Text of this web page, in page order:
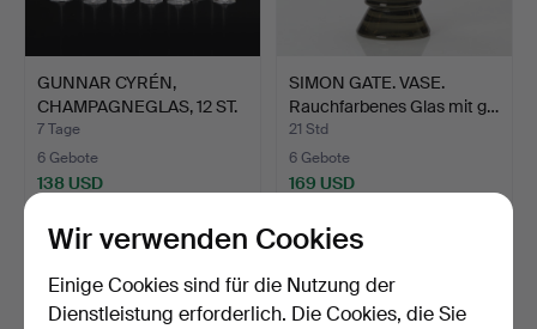
GUNNAR CYRÉN,
CHAMPAGNEGLAS, 12 ST.
"Optic…
7 Tage
6 Gebote
138 USD
SIMON GATE. VASE.
Rauchfarbenes Glas mit g…
21 Std
6 Gebote
169 USD
Wir verwenden Cookies
Einige Cookies sind für die Nutzung der
Dienstleistung erforderlich. Die Cookies, die Sie